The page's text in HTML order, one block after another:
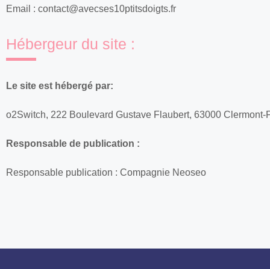
Email : contact@avecses10ptitsdoigts.fr
Hébergeur du site :
Le site est hébergé par:
o2Switch, 222 Boulevard Gustave Flaubert, 63000 Clermont-
Responsable de publication :
Responsable publication : Compagnie Neoseo